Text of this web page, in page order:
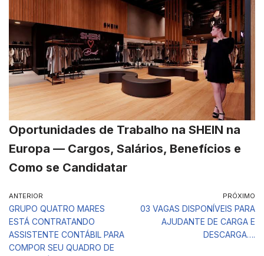
Oportunidades de Trabalho na SHEIN na
Europa — Cargos, Salários, Benefícios e
Como se Candidatar
ANTERIOR
GRUPO QUATRO MARES
ESTÁ CONTRATANDO
ASSISTENTE CONTÁBIL PARA
COMPOR SEU QUADRO DE
PRÓXIMO
03 VAGAS DISPONÍVEIS PARA
AJUDANTE DE CARGA E
DESCARGA….